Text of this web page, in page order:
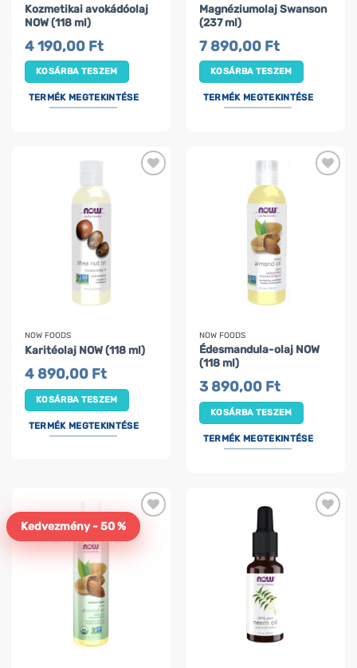
Kozmetikai avokádóolaj
NOW (118 ml)
4 190,00 Ft
KOSÁRBA TESZEM
TERMÉK MEGTEKINTÉSE
Magnéziumolaj Swanson
(237 ml)
7 890,00 Ft
KOSÁRBA TESZEM
TERMÉK MEGTEKINTÉSE
NOW FOODS
Karitéolaj NOW (118 ml)
4 890,00 Ft
KOSÁRBA TESZEM
TERMÉK MEGTEKINTÉSE
NOW FOODS
Édesmandula-olaj NOW
(118 ml)
3 890,00 Ft
KOSÁRBA TESZEM
TERMÉK MEGTEKINTÉSE
Kedvezmény - 50 %